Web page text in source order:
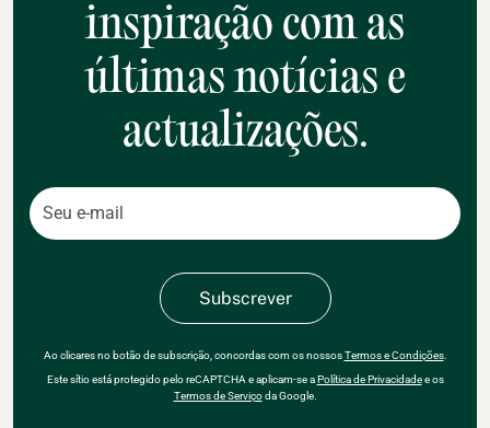
inspiração com as
últimas notícias e
actualizações.
Ao clicares no botão de subscrição, concordas com os nossosTermos e Condições.
Este sítio está protegido pelo reCAPTCHA e aplicam-se aPolítica de Privacidadee os
Termos de Serviçoda Google.